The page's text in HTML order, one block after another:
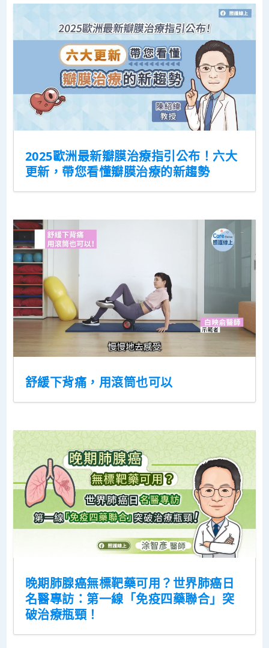
2025歐洲最新瓣膜治療指引公布！六大
更新，帶您看懂瓣膜治療的新趨勢
舒緩下背痛，用滾筒也可以
晚期肺腺癌無標靶藥可用？世界肺癌日
名醫專訪：第一線「免疫四藥聯合」突
破治療瓶頸！